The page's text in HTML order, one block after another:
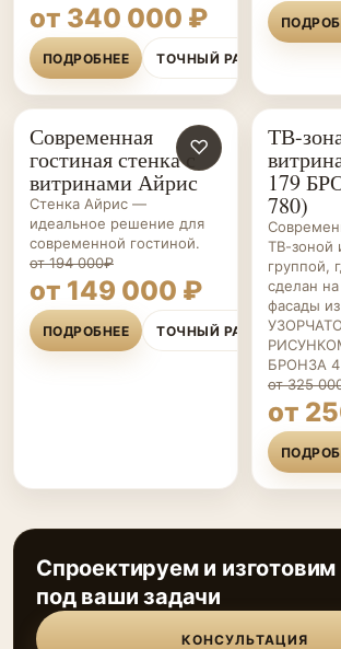
от 340 000 ₽
ПОДРОБНЕЕ ТОЧНЫЙ РАСЧЁТ
ГОСТИНЫЕ НА ЗАКАЗ
♡
Современная
гостиная стенка с
витринами Айрис
Стенка Айрис —
идеальное решение для
современной гостиной.
от 194 000₽
от 149 000 ₽
ПОДРОБНЕЕ ТОЧНЫЙ РАСЧЁТ
ТВ-
179
780)
ТВ-зоной
группой,
сделан
фасады
БРОНЗА
от 325
от
Спроектируем и
под ваши задачи
КОНСУЛЬТАЦИЯ